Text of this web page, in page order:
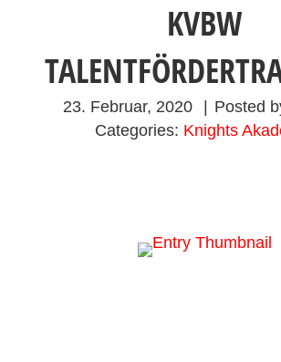
KVBW
23. Februar, 2020 Posted
Categories: Knights